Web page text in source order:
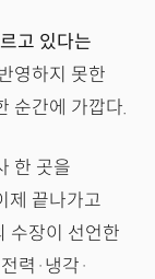
고 있다는
영하지 못한
순간에 가깝다.
한 곳을
제 끝나가고
수장이 선언한
력·냉각·